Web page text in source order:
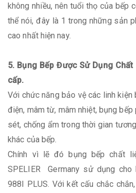
không nhiều, nên tuổi thọ của bếp
thể nói, đây là 1 trong những sản
cao nhất hiện nay.
5. Bụng Bếp Được Sử Dụng
cấp.
Với chức năng bảo vệ các linh kiện
điện, mâm từ, mâm nhiệt, bụng
sét, chống ẩm trong thời gian
khác của bếp.
Chính vì lẽ đó bụng bếp chất
SPELIER Germany sử dụng cho
988I PLUS. Với kết cấu chắc